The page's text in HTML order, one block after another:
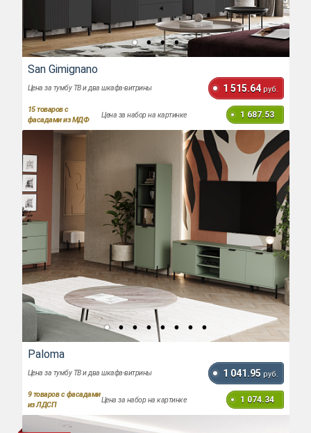
San Gimignano
Цена за тумбу ТВ и два шкафа-витрины 1 515.64 руб.
15товаров с
фасадами из МДФ
Цена за набор на картинке 1 687.53
Paloma
Цена за тумбу ТВ и два шкафа-витрины 1 041.95 руб.
9 товаров с фасадами
из ЛДСП
Цена за набор на картинке 1 074.34